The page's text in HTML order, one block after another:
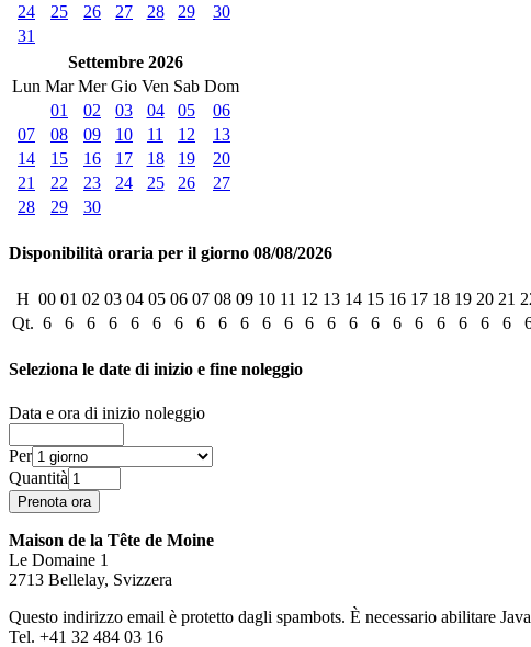
24
25 26 27 28 29
30
31
Settembre 2026
Lun Mar Mer Gio Ven Sab Dom
01
02 03 04 05
06
07
08 09 10 11 12
13
14
15 16 17 18 19
20
21
22 23 24 25 26
27
28
29 30
Disponibilità oraria per il giorno 08/08/2026
H 00 01 02 03 04 05 06 07 08 09 10 11 12 13 14 15 16 17 18 19 20 21
Qt. 6 6 6 6 6 6 6 6 6 6 6 6 6 6 6 6 6 6 6 6 6 6
Seleziona le date di inizio e fine noleggio
Data e ora di inizio noleggio
Per
Quantità
Maison de la Tête de Moine
Le Domaine 1
2713 Bellelay, Svizzera
Questo indirizzo email è protetto dagli spambots. È necessario abilitare
Tel. +41 32 484 03 16